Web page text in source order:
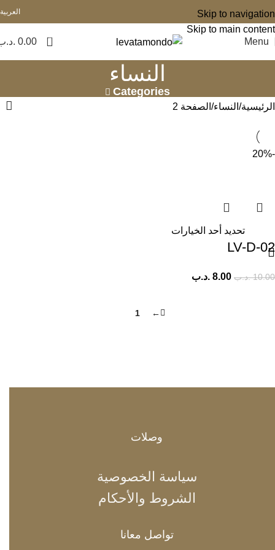
Skip to navigation
Skip to main content
العربية
Menu
0
0.00
النساء
Categories
الرئيسية النساء الصفحة 2
-20%
تحديد أحد الخيارات
LV-D-02
10.00 .د.ب 8.00 .د.ب
←
1
وصلات
سياسة الخصوصية
الشروط والأحكام
تواصل معانا